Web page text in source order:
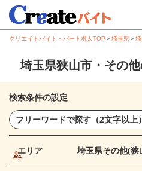
クリエイトバイト・パート求人TOP ＞埼玉県＞
埼玉県狭山市・その
検索条件の設定
エリア 埼玉県その他(狭